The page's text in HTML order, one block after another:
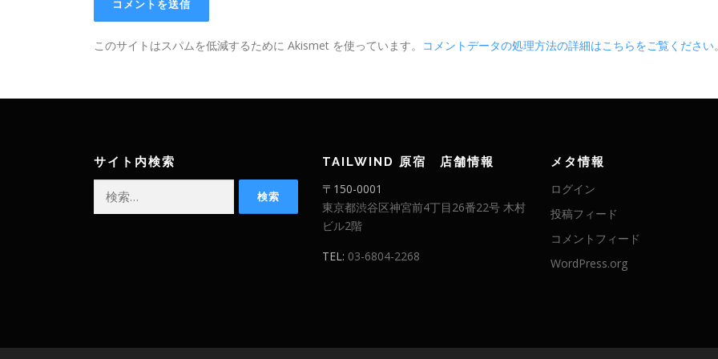
このサイトはスパムを低減するために Akismet を使っています。 コメントデータの処理方法の詳細はこちらをご覧ください
サイト内検索 TAILWIND 原宿 店舗情報
〒150-0001
東京都渋谷区神宮前4丁目26番22号 木村
ビル2階
TEL: 03-6804-2268
メタ情報
ログイン
投稿フィード
コメントフィード
WordPress.org